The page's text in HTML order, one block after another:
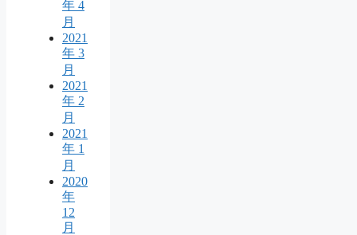
年 4
月
2021
年 3
月
2021
年 2
月
2021
年 1
月
2020
年
12
月